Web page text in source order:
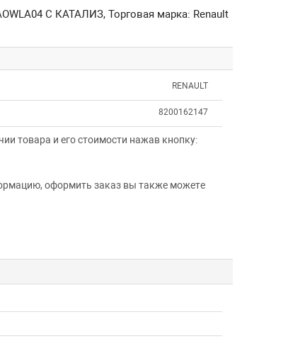
С КАТАЛИЗ, Торговая марка: Renault
RENAULT
8200162147
товара и его стоимости нажав кнопку:
оформить заказ вы также можете